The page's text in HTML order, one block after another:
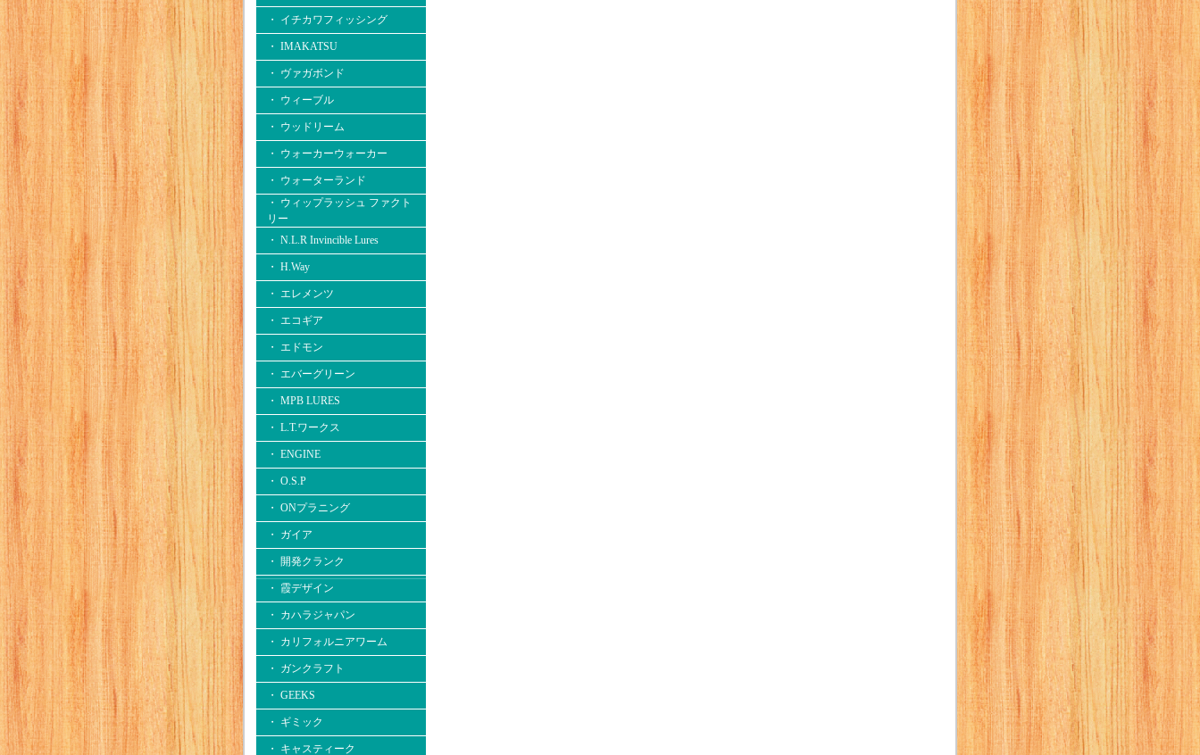
・ イチカワフィッシング
・ IMAKATSU
・ ヴァガボンド
・ ウィーブル
・ ウッドリーム
・ ウォーカーウォーカー
・ ウォーターランド
・ ウィップラッシュ ファクト
リー
・ N.L.R Invincible Lures
・ H.Way
・ エレメンツ
・ エコギア
・ エドモン
・ エバーグリーン
・ MPB LURES
・ L.T.ワークス
・ ENGINE
・ O.S.P
・ ONプラニング
・ ガイア
・ 開発クランク
・ 霞デザイン
・ カハラジャパン
・ カリフォルニアワーム
・ ガンクラフト
・ GEEKS
・ ギミック
・ キャスティーク